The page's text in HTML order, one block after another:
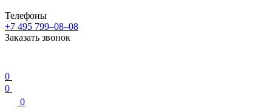
Телефоны
+7 495 799–08–08
Заказать звонок
0
0
0